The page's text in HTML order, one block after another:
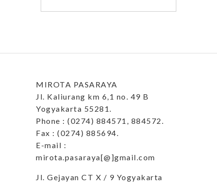
MIROTA PASARAYA
Jl. Kaliurang km 6,1 no. 49 B
Yogyakarta 55281.
Phone : (0274) 884571, 884572.
Fax : (0274) 885694.
E-mail :
mirota.pasaraya[@]gmail.com
Jl. Gejayan CT X / 9 Yogyakarta